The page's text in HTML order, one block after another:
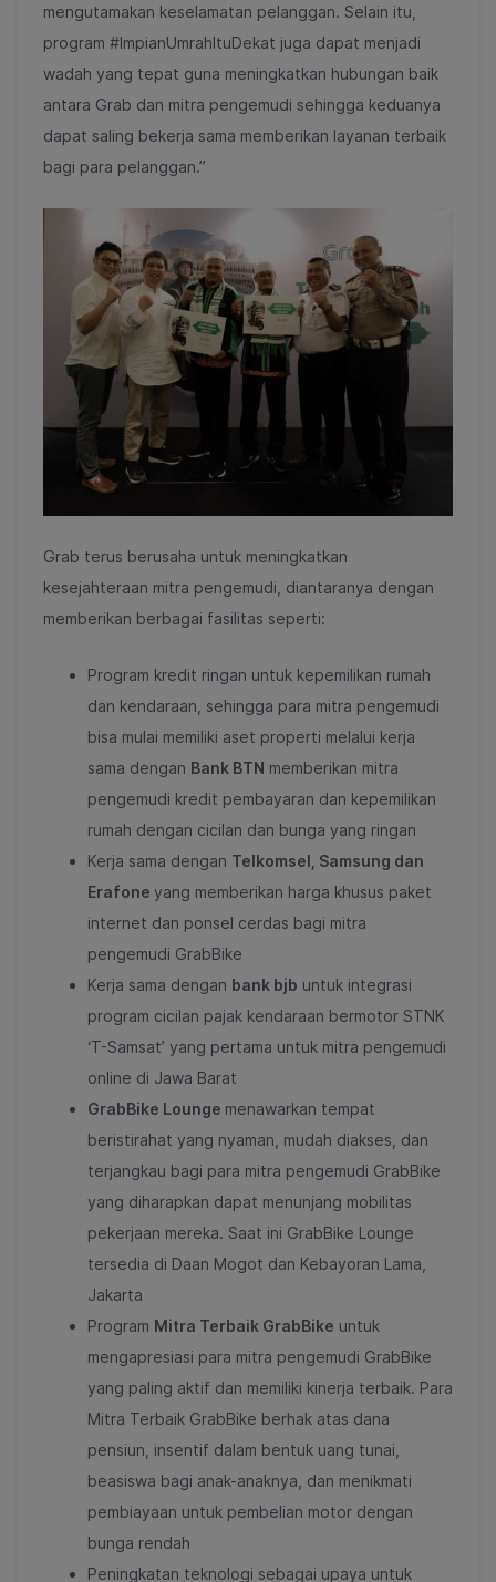
mengutamakan keselamatan pelanggan. Selain itu,
program #ImpianUmrahItuDekat juga dapat menjadi
wadah yang tepat guna meningkatkan hubungan baik
antara Grab dan mitra pengemudi sehingga keduanya
dapat saling bekerja sama memberikan layanan terbaik
bagi para pelanggan.”
Grab terus berusaha untuk meningkatkan
kesejahteraan mitra pengemudi, diantaranya dengan
memberikan berbagai fasilitas seperti:
Program kredit ringan untuk kepemilikan rumah
dan kendaraan, sehingga para mitra pengemudi
bisa mulai memiliki aset properti melalui kerja
sama dengan Bank BTN memberikan mitra
pengemudi kredit pembayaran dan kepemilikan
rumah dengan cicilan dan bunga yang ringan
Kerja sama dengan Telkomsel, Samsung dan
Erafone yang memberikan harga khusus paket
internet dan ponsel cerdas bagi mitra
pengemudi GrabBike
Kerja sama dengan bank bjb untuk integrasi
program cicilan pajak kendaraan bermotor STNK
‘T-Samsat’ yang pertama untuk mitra pengemudi
online di Jawa Barat
GrabBike Lounge menawarkan tempat
beristirahat yang nyaman, mudah diakses, dan
terjangkau bagi para mitra pengemudi GrabBike
yang diharapkan dapat menunjang mobilitas
pekerjaan mereka. Saat ini GrabBike Lounge
tersedia di Daan Mogot dan Kebayoran Lama,
Jakarta
Program Mitra Terbaik GrabBike untuk
mengapresiasi para mitra pengemudi GrabBike
yang paling aktif dan memiliki kinerja terbaik. Para
Mitra Terbaik GrabBike berhak atas dana
pensiun, insentif dalam bentuk uang tunai,
beasiswa bagi anak-anaknya, dan menikmati
pembiayaan untuk pembelian motor dengan
bunga rendah
Peningkatan teknologi sebagai upaya untuk